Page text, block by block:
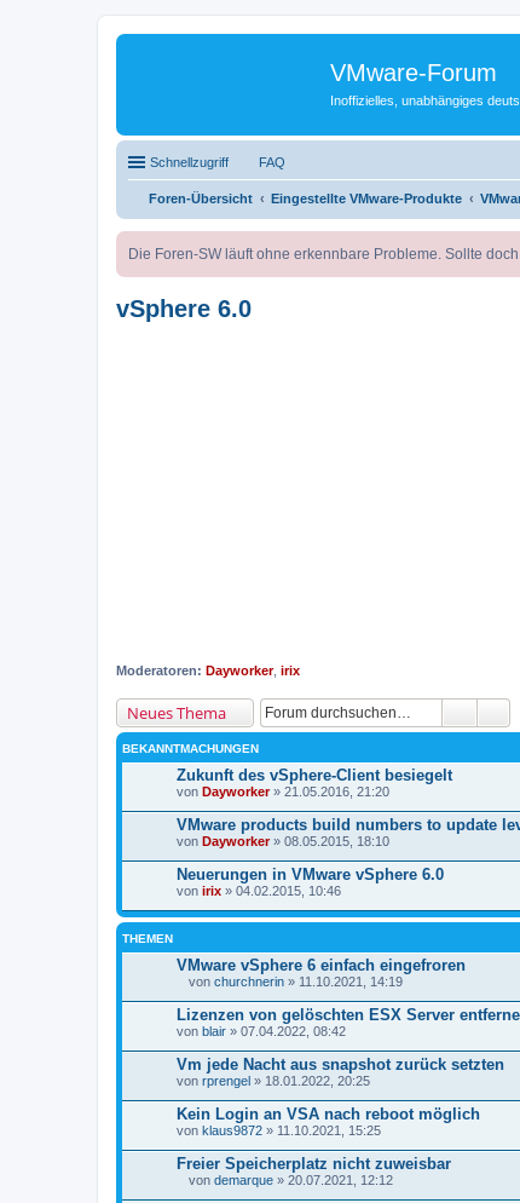
VMware-Forum
Inoffizielles, unabhängiges
Schnellzugriff FAQ
Foren-Übersicht Eingestellte VMware-Produkte
Die Foren-SW läuft ohne erkennbare Probleme. Sollte
vSphere 6.0
Moderatoren: Dayworker, irix
Neues Thema
BEKANNTMACHUNGEN
Zukunft des vSphere-Client besiegelt
von Dayworker» 21.05.2016, 21:20
VMware products build numbers to update
von Dayworker» 08.05.2015, 18:10
Neuerungen in VMware vSphere 6.0
von irix » 04.02.2015, 10:46
THEMEN
VMware vSphere 6 einfach eingefroren
a
t
e
i
a
n
a
n
g
von churchnerin » 11.10.2021, 14:19
Lizenzen von gelöschten ESX Server
von blair » 07.04.2022, 08:42
Vm jede Nacht aus snapshot zurück setzten
von rprengel » 18.01.2022, 20:25
Kein Login an VSA nach reboot möglich
von klaus9872 » 11.10.2021, 15:25
Freier Speicherplatz nicht zuweisbar
von demarque » 20.07.2021, 12:12